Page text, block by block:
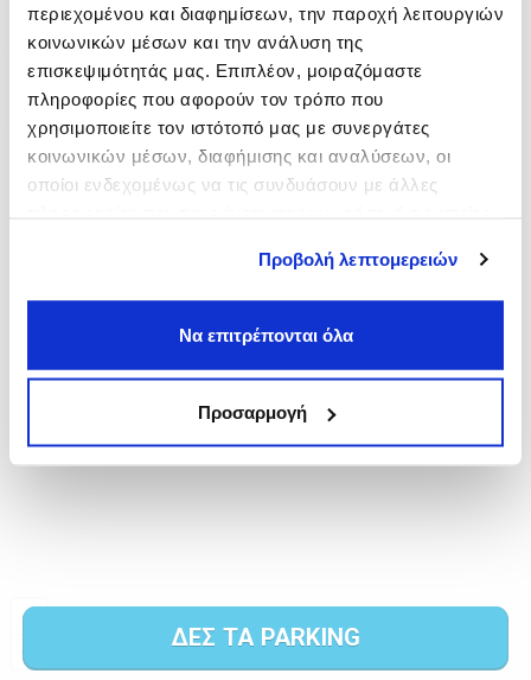
περιεχομένου και διαφημίσεων, την παροχή λειτουργιών
κοινωνικών μέσων και την ανάλυση της
επισκεψιμότητάς μας. Επιπλέον, μοιραζόμαστε
πληροφορίες που αφορούν τον τρόπο που
χρησιμοποιείτε τον ιστότοπό μας με συνεργάτες
κοινωνικών μέσων, διαφήμισης και αναλύσεων, οι
οποίοι ενδεχομένως να τις συνδυάσουν με άλλες
Προβολή λεπτομερειών
Να επιτρέπονται όλα
Προσαρμογή
Δες τώρα τα parking στο χάρτη και σύγκρινετιμή
καιαπόσταση
ΔΕΣ ΤΑ PARKING